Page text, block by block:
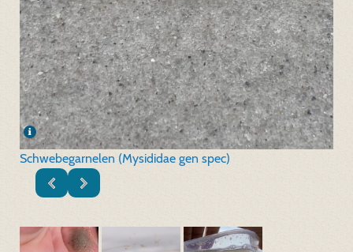
Schwebegarnelen (Mysididae gen spec)